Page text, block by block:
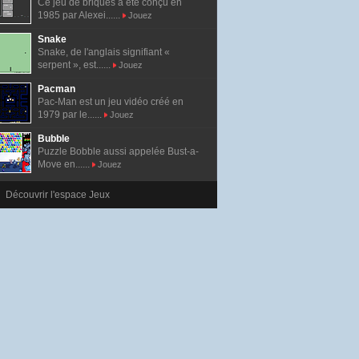
Ce jeu de briques a été conçu en
1985 par Alexei......
Jouez
Snake
Snake, de l'anglais signifiant «
serpent », est......
Jouez
Pacman
Pac-Man est un jeu vidéo créé en
1979 par le......
Jouez
Bubble
Puzzle Bobble aussi appelée Bust-a-
Move en......
Jouez
Découvrir l'espace Jeux